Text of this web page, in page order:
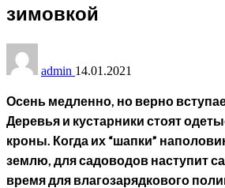
зимовкой
admin 14.01.2021
Осень медленно, но верно
Деревья и кустарники стоят
кроны. Когда их “шапки”
землю, для садоводов наступит
время для влагозарядкового